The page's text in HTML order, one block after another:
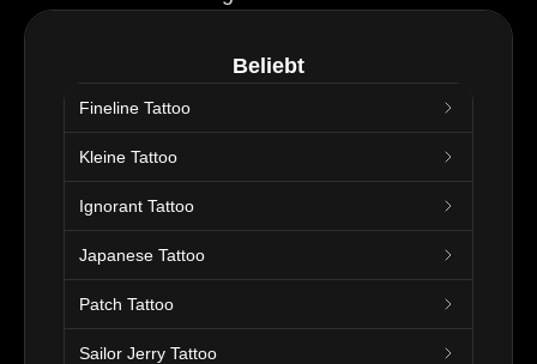
Beliebt
Fineline Tattoo
Kleine Tattoo
Ignorant Tattoo
Japanese Tattoo
Patch Tattoo
Sailor Jerry Tattoo